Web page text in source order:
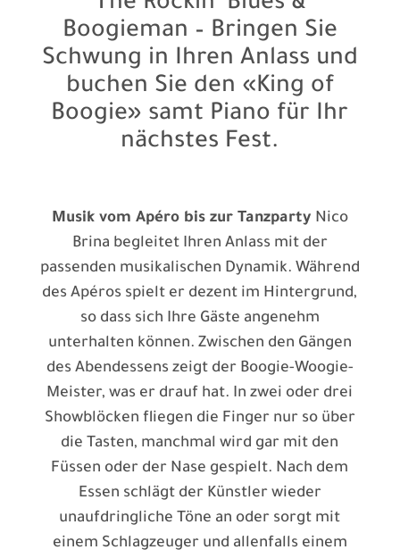
Boogieman – Bringen Sie
Schwung in Ihren Anlass und
buchen Sie den «King of
Boogie» samt Piano für Ihr
nächstes Fest.
Musik vom Apéro bis zur Tanzparty Nico
Brina begleitet Ihren Anlass mit der
passenden musikalischen Dynamik. Während
des Apéros spielt er dezent im Hintergrund,
so dass sich Ihre Gäste angenehm
unterhalten können. Zwischen den Gängen
des Abendessens zeigt der Boogie-Woogie-
Meister, was er drauf hat. In zwei oder drei
Showblöcken fliegen die Finger nur so über
die Tasten, manchmal wird gar mit den
Füssen oder der Nase gespielt. Nach dem
Essen schlägt der Künstler wieder
unaufdringliche Töne an oder sorgt mit
einem Schlagzeuger und allenfalls einem